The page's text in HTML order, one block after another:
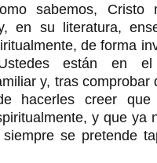
sabemos,
en su literatura,
de forma
están en el
y, tras comprobar
hacerles creer
y que ya
se pretende